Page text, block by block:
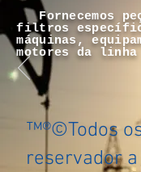
Fornecemos
filtros
máquinas,
motores da linha
™®©Todos
reservador